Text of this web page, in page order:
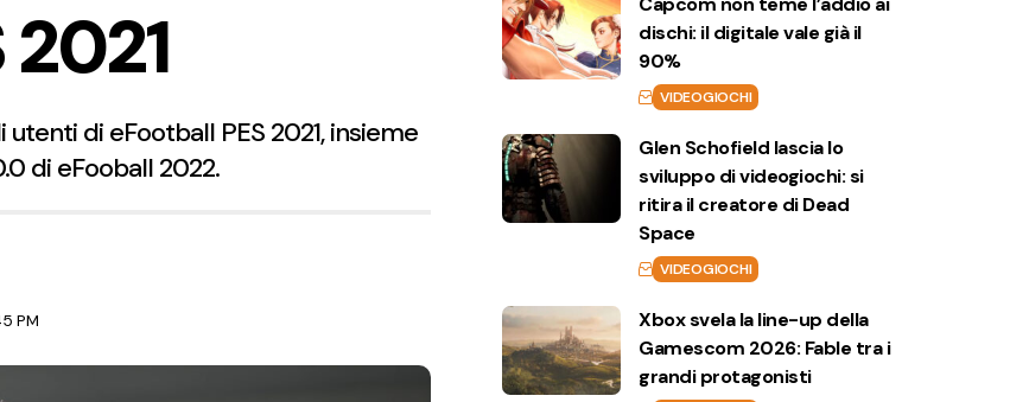
di eFootball PES 2021, insieme
di eFooball 2022.
PM
dischi: il digitale vale già il
90%
VIDEOGIOCHI
Glen Schofield lascia lo
sviluppo di videogiochi: si
ritira il creatore di Dead
Space
VIDEOGIOCHI
Xbox svela la line-up della
Gamescom 2026: Fable tra i
grandi protagonisti